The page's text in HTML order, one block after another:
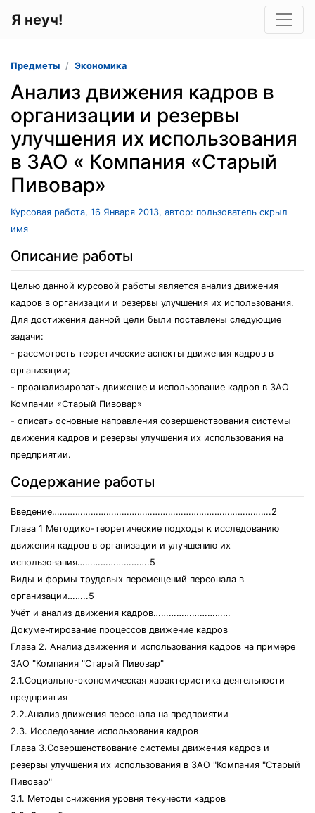
Я неуч!
Предметы Экономика
Анализ движения кадров в
организации и резервы
улучшения их использования
в ЗАО « Компания «Старый
Пивовар»
Курсовая работа, 16 Января 2013, автор: пользователь скрыл
имя
Описание работы
Целью данной курсовой работы является анализ движения
кадров в организации и резервы улучшения их использования.
Для достижения данной цели были поставлены следующие
задачи:
- рассмотреть теоретические аспекты движения кадров в
организации;
- проанализировать движение и использование кадров в ЗАО
Компании «Старый Пивовар»
- описать основные направления совершенствования системы
движения кадров и резервы улучшения их использования на
предприятии.
Содержание работы
Введение………………………………………………………………………….2
Глава 1 Mетодико-теоретические подходы к исследованию
движения кадров в организации и улучшению их
использования……………………….5
Виды и формы трудовых перемещений персонала в
организации……..5
Учёт и анализ движения кадров…………………………
Документирование процессов движение кадров
Глава 2. Анализ движения и использования кадров на примере
ЗАО "Компания "Старый Пивовар"
2.1.Социально-экономическая характеристика деятельности
предприятия
2.2.Анализ движения персонала на предприятии
2.3. Исследование использования кадров
Глава 3.Совершенствование системы движения кадров и
резервы улучшения их использования в ЗАО "Компания "Старый
Пивовар"
3.1. Методы снижения уровня текучести кадров